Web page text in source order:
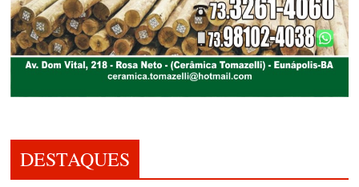
DESTAQUES